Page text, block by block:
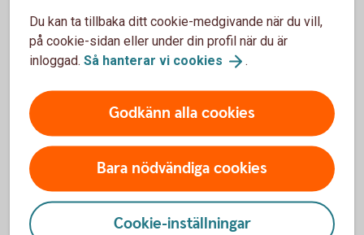
upp till 12 år
Uppläggningsavgift
Aviseringsavgift e-faktura
0 kr
Upp till 12 år Tillbaka
Du kan ta tillbaka ditt cookie-medgivande när du vill,
på cookie-sidan eller under din profil när du är
inloggad. Så hanterar vi cookies .
Godkänn alla cookies
Bara nödvändiga cookies
Cookie-inställningar